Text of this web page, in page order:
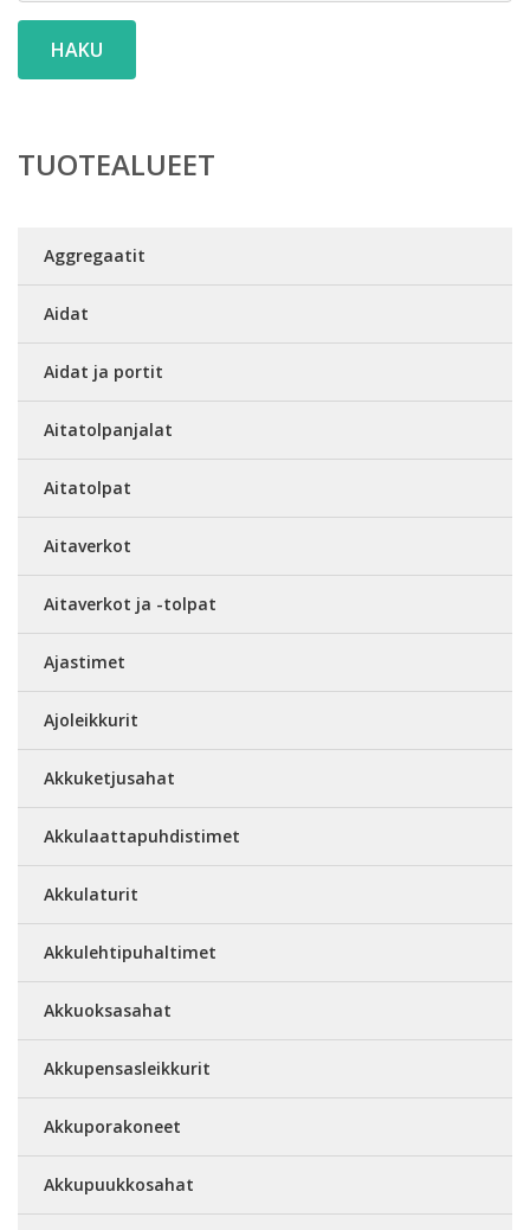
HAKU
TUOTEALUEET
Aggregaatit
Aidat
Aidat ja portit
Aitatolpanjalat
Aitatolpat
Aitaverkot
Aitaverkot ja -tolpat
Ajastimet
Ajoleikkurit
Akkuketjusahat
Akkulaattapuhdistimet
Akkulaturit
Akkulehtipuhaltimet
Akkuoksasahat
Akkupensasleikkurit
Akkuporakoneet
Akkupuukkosahat